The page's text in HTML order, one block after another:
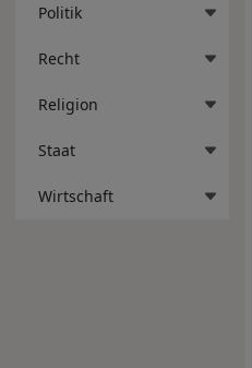
Politik
Recht
Religion
Staat
Wirtschaft